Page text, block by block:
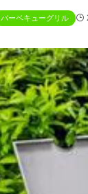
バーベキューグリル